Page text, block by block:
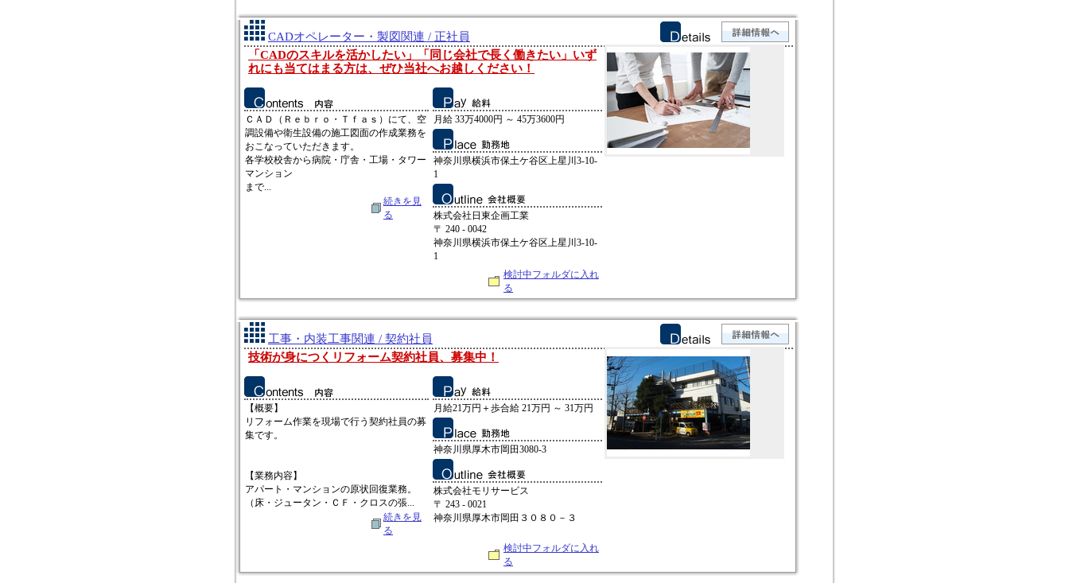
CADオペレーター・製図関連 / 正社員
「CADのスキルを活かしたい」「同じ会社で長く働きたい」いず
れにも当てはまる方は、ぜひ当社へお越しください！
ＣＡＤ（Ｒｅｂｒｏ・Ｔｆａｓ）にて、空
調設備や衛生設備の施工図面の作成業務を
おこなっていただきます。
各学校校舎から病院・庁舎・工場・タワー
マンション
まで...
続きを見
る
月給 33万4000円 ～ 45万3600円
神奈川県横浜市保土ケ谷区上星川3-10-
1
株式会社日東企画工業
〒 240 - 0042
神奈川県横浜市保土ケ谷区上星川3-10-
1
検討中フォルダに入れ
る
工事・内装工事関連 / 契約社員
技術が身につくリフォーム契約社員、募集中！
【概要】
リフォーム作業を現場で行う契約社員の募
集です。
【業務内容】
アパート・マンションの原状回復業務。
（床・ジュータン・ＣＦ・クロスの張...
続きを見
る
月給21万円＋歩合給 21万円 ～ 31万円
神奈川県厚木市岡田3080-3
株式会社モリサービス
〒 243 - 0021
神奈川県厚木市岡田３０８０－３
検討中フォルダに入れ
る